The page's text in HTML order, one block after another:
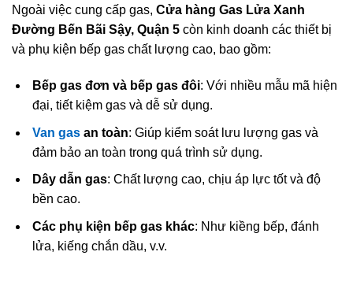
Ngoài việc cung cấp gas, Cửa hàng Gas Lửa Xanh
Đường Bến Bãi Sậy, Quận 5 còn kinh doanh các thiết bị
và phụ kiện bếp gas chất lượng cao, bao gồm:
Bếp gas đơn và bếp gas đôi: Với nhiều mẫu mã hiện
đại, tiết kiệm gas và dễ sử dụng.
Van gasan toàn: Giúp kiểm soát lưu lượng gas và
đảm bảo an toàn trong quá trình sử dụng.
Dây dẫn gas: Chất lượng cao, chịu áp lực tốt và độ
bền cao.
Các phụ kiện bếp gas khác: Như kiềng bếp, đánh
lửa, kiếng chắn dầu, v.v.